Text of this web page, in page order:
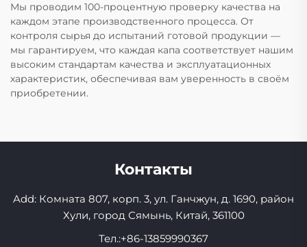
Мы проводим 100-процентную проверку качества на
каждом этапе производственного процесса. От
контроля сырья до испытаний готовой продукции —
мы гарантируем, что каждая капа соответствует нашим
высоким стандартам качества и эксплуатационных
характеристик, обеспечивая вам уверенность в своём
приобретении.
Контакты
Add: Комната 807, корп. 3, ул. Ганчжун, д. 1690, район
Хули, город Сямынь, Китай, 361100
Тел.:+86-13859990367